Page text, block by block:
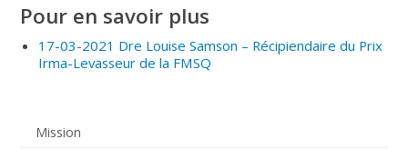
Mission
Pour en savoir plus
17-03-2021 Dre Louise Samson – Récipiendaire du Prix
Irma-Levasseur de la FMSQ